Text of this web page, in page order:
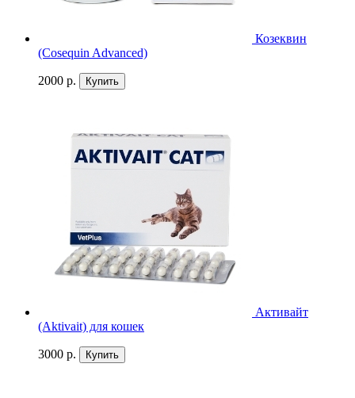
Козеквин
(Cosequin Advanced)
2000 р. Купить
Активайт
(Aktivait) для кошек
3000 р. Купить